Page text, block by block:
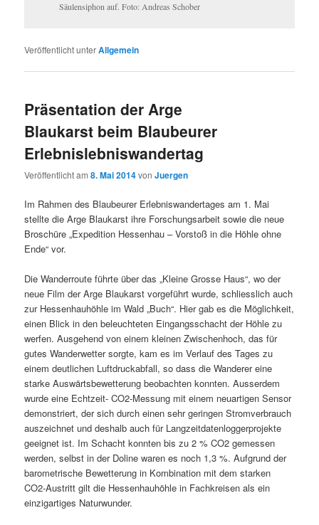
Säulensiphon auf. Foto: Andreas Schober
Veröffentlicht unterAllgemein
Präsentation der Arge
Blaukarst beim Blaubeurer
Erlebnislebniswandertag
Veröffentlicht am8. Mai 2014vonJuergen
Im Rahmen des Blaubeurer Erlebniswandertages am 1. Mai
stellte die Arge Blaukarst ihre Forschungsarbeit sowie die neue
Broschüre „Expedition Hessenhau – Vorstoß in die Höhle ohne
Ende“ vor.
Die Wanderroute führte über das „Kleine Grosse Haus“, wo der
neue Film der Arge Blaukarst vorgeführt wurde, schliesslich auch
zur Hessenhauhöhle im Wald „Buch“. Hier gab es die Möglichkeit,
einen Blick in den beleuchteten Eingangsschacht der Höhle zu
werfen. Ausgehend von einem kleinen Zwischenhoch, das für
gutes Wanderwetter sorgte, kam es im Verlauf des Tages zu
einem deutlichen Luftdruckabfall, so dass die Wanderer eine
starke Auswärtsbewetterung beobachten konnten. Ausserdem
wurde eine Echtzeit- CO2-Messung mit einem neuartigen Sensor
demonstriert, der sich durch einen sehr geringen Stromverbrauch
auszeichnet und deshalb auch für Langzeitdatenloggerprojekte
geeignet ist. Im Schacht konnten bis zu 2 % CO2 gemessen
werden, selbst in der Doline waren es noch 1,3 %. Aufgrund der
barometrische Bewetterung in Kombination mit dem starken
CO2-Austritt gilt die Hessenhauhöhle in Fachkreisen als ein
einzigartiges Naturwunder.